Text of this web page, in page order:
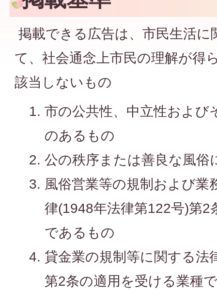
幸手駅東西自由通路
その他
掲載できる広告は、市民生活
て、社会通念上市民の理解が得
該当しないもの
市の公共性、中立性および
のあるもの
公の秩序または善良な風俗
風俗営業等の規制および業
律(1948年法律第122号)第2
であるもの
貸金業の規制等に関する法
第2条の適用を受ける業種